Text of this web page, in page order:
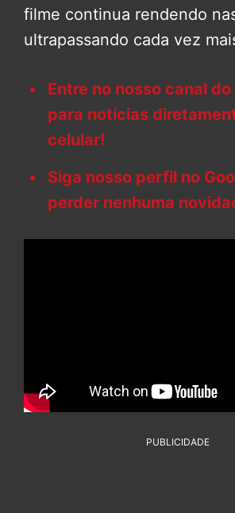
filme continua rendendo
ultrapassando cada vez
Entre no nosso canal
para notícias
celular!
Siga nosso perfil no
perder nenhuma
PUBLICIDADE